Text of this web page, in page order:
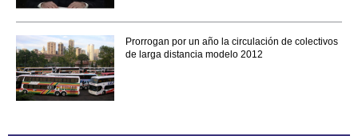
Prorrogan por un año la circulación de colectivos
de larga distancia modelo 2012